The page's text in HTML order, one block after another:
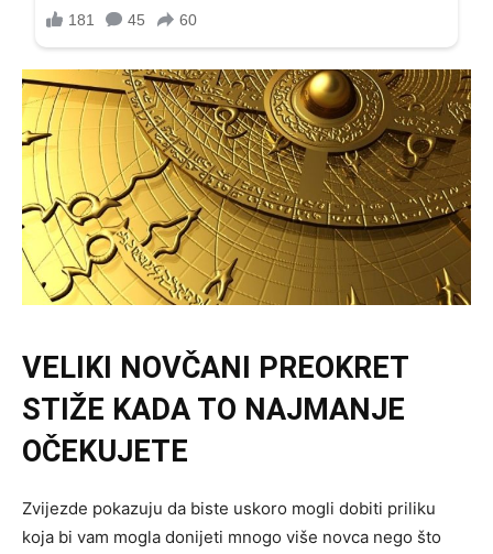
VELIKI NOVČANI PREOKRET
STIŽE KADA TO NAJMANJE
OČEKUJETE
Zvijezde pokazuju da biste uskoro mogli dobiti priliku
koja bi vam mogla donijeti mnogo više novca nego što